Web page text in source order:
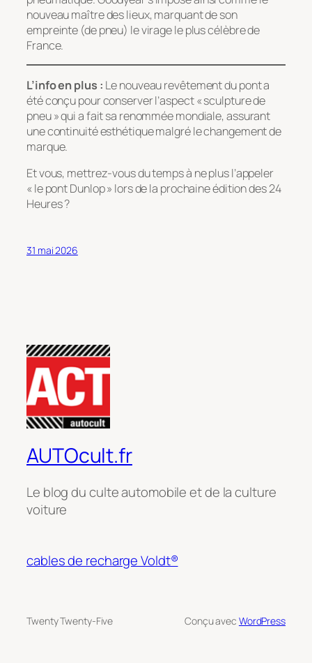
nouveau maître des lieux, marquant de son
empreinte (de pneu) le virage le plus célèbre de
France.
L’info en plus : Le nouveau revêtement du pont a
été conçu pour conserver l’aspect « sculpture de
pneu » qui a fait sa renommée mondiale, assurant
une continuité esthétique malgré le changement de
marque.
Et vous, mettrez-vous du temps à ne plus l’appeler
« le pont Dunlop » lors de la prochaine édition des 24
Heures ?
31 mai 2026
AUTOcult.fr
Le blog du culte automobile et de la culture
voiture
cables de recharge Voldt®
Twenty Twenty-Five Conçu avec WordPress